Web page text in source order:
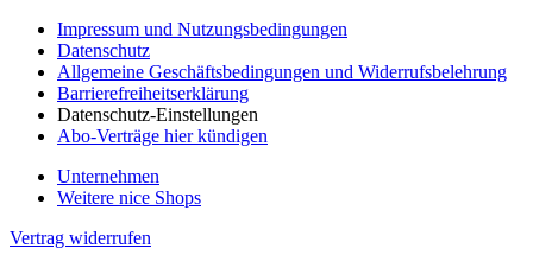
Impressum und Nutzungsbedingungen
Datenschutz
Allgemeine Geschäftsbedingungen und Widerrufsbelehrung
Barrierefreiheitserklärung
Datenschutz-Einstellungen
Abo-Verträge hier kündigen
Unternehmen
Weitere nice Shops
Vertrag widerrufen